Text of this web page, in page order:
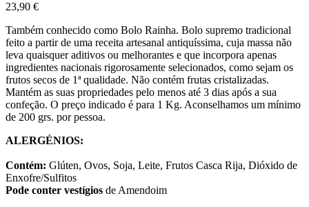
23,90 €
Também conhecido como Bolo Rainha. Bolo supremo tradicional
feito a partir de uma receita artesanal antiquíssima, cuja massa não
leva quaisquer aditivos ou melhorantes e que incorpora apenas
ingredientes nacionais rigorosamente selecionados, como sejam os
frutos secos de 1ª qualidade. Não contém frutas cristalizadas.
Mantém as suas propriedades pelo menos até 3 dias após a sua
confeção. O preço indicado é para 1 Kg. Aconselhamos um mínimo
de 200 grs. por pessoa.
ALERGÉNIOS:
Contém: Glúten, Ovos, Soja, Leite, Frutos Casca Rija, Dióxido de
Enxofre/Sulfitos
Pode conter vestígios de Amendoim